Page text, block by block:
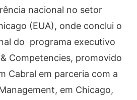
nacional no setor
(EUA), onde conclui o
do programa executivo
& Competencies, promovido
Cabral em parceria com a
em Chicago,